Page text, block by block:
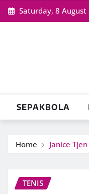
Skip
to
Saturday, 8 August
SEPAKBOLA
Home Janice
TENIS